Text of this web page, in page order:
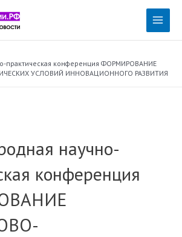
Main
практическая конференция ФОРМИРОВАНИЕ
УСЛОВИЙ ИННОВАЦИОННОГО РАЗВИТИЯ
научно-
конференция